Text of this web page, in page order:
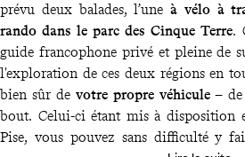
prévu deux balades, l’une à vélo à
rando dans le parc des Cinque Terre.
guide francophone privé et pleine de
l'exploration de ces deux régions en
bien sûr de votre propre véhicule –
bout. Celui-ci étant mis à disposition
Pise, vous pouvez sans difficulté y